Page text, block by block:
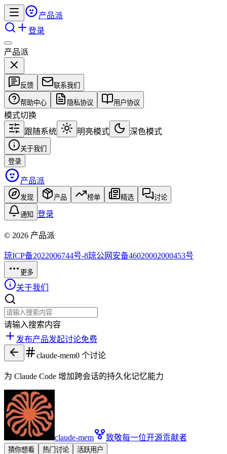
产品派
登录
产品派
反馈 联系我们
帮助中心 隐私协议 用户协议
模式切换
跟随系统
明亮模式 深色模式
关于我们
登录
产品派
发现 产品 榜单 精选 讨论
通知 登录
© 2026 产品派
琼ICP备2022006744号-8琼公网安备46020002000453号
更多
关于我们
请输入搜索内容
发布产品发起讨论免费
claude-mem0 个讨论
为 Claude Code 增加跨会话的持久化记忆能力
claude-mem 致敬每一位开源贡献者
猜你想看 热门讨论 活跃用户